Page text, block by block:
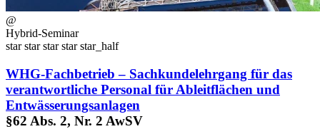
@
Hybrid-Seminar
star star star star star_half
WHG-Fachbetrieb – Sachkundelehrgang für das
verantwortliche Personal für Ableitflächen und
Entwässerungsanlagen
§62 Abs. 2, Nr. 2 AwSV